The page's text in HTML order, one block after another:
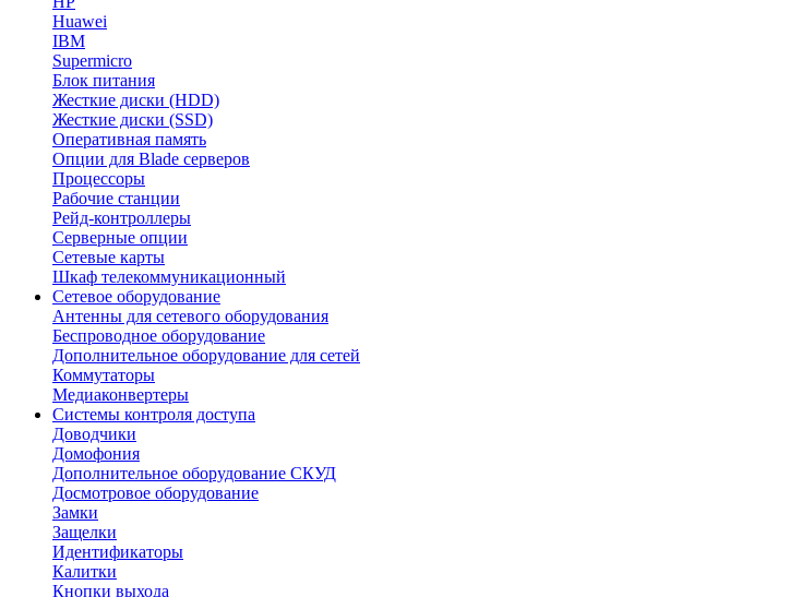
Huawei
IBM
Supermicro
Блок питания
Жесткие диски (HDD)
Жесткие диски (SSD)
Оперативная память
Опции для Blade серверов
Процессоры
Рабочие станции
Рейд-контроллеры
Серверные опции
Сетевые карты
Шкаф телекоммуникационный
Сетевое оборудование
Антенны для сетевого оборудования
Беспроводное оборудование
Дополнительное оборудование для сетей
Коммутаторы
Медиаконвертеры
Системы контроля доступа
Доводчики
Домофония
Дополнительное оборудование СКУД
Досмотровое оборудование
Замки
Защелки
Идентификаторы
Калитки
Кнопки выхода